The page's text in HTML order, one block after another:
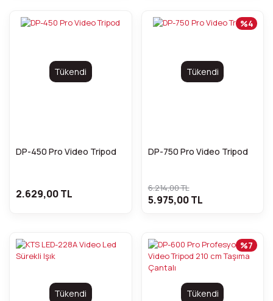
Tükendi
DP-450 Pro Video Tripod
2.629,00 TL
Tükendi
DP-750 Pro Video Tripod
%4
6.214,00 TL
5.975,00 TL
Tükendi Tükendi
%7